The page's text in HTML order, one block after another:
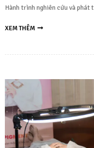
Hành trình nghiên cứu và
XEM THÊM